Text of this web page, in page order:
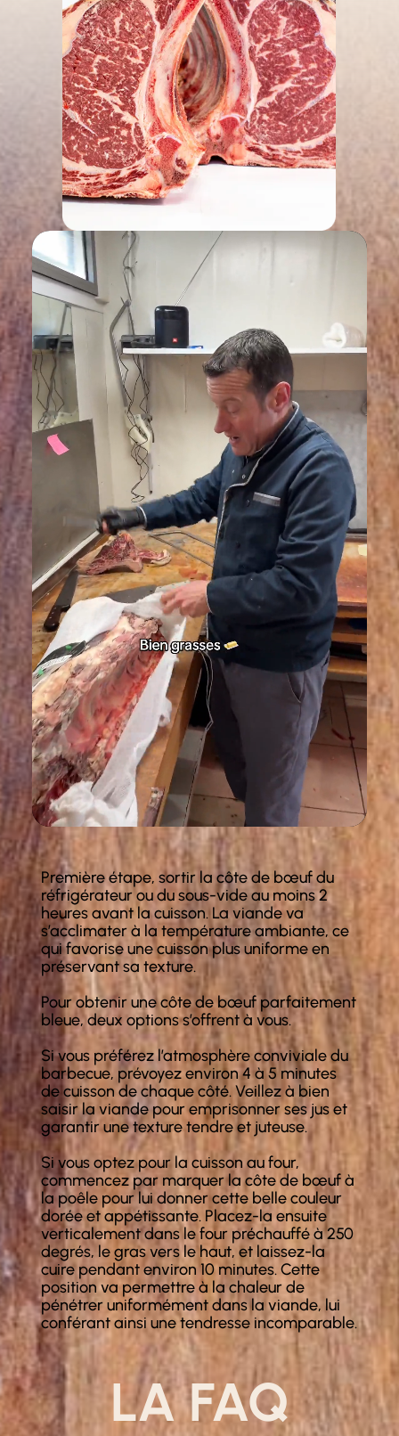
Première étape, sortir la côte de bœuf du
réfrigérateur ou du sous-vide au moins 2
heures avant la cuisson. La viande va
s’acclimater à la température ambiante, ce
qui favorise une cuisson plus uniforme en
préservant sa texture.
Pour obtenir une côte de bœuf parfaitement
bleue, deux options s’offrent à vous.
Si vous préférez l’atmosphère conviviale du
barbecue, prévoyez environ 4 à 5 minutes
de cuisson de chaque côté. Veillez à bien
saisir la viande pour emprisonner ses jus et
garantir une texture tendre et juteuse.
Si vous optez pour la cuisson au four,
commencez par marquer la côte de bœuf à
la poêle pour lui donner cette belle couleur
dorée et appétissante. Placez-la ensuite
verticalement dans le four préchauffé à 250
degrés, le gras vers le haut, et laissez-la
cuire pendant environ 10 minutes. Cette
position va permettre à la chaleur de
pénétrer uniformément dans la viande, lui
conférant ainsi une tendresse incomparable.
LA FAQ